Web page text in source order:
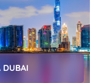
DUBAI